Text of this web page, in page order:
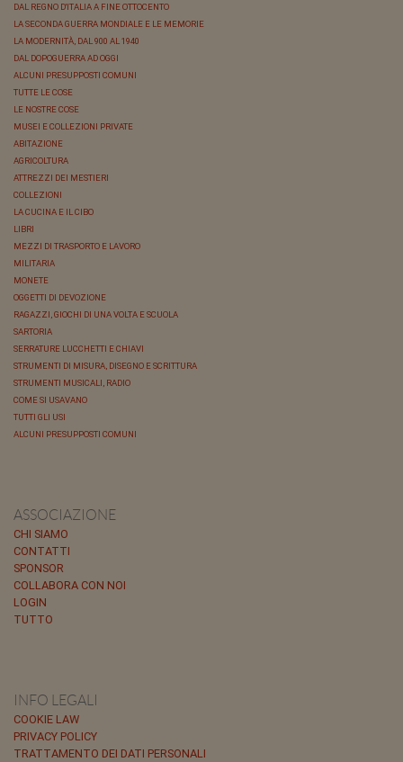
DAL REGNO D'ITALIA A FINE OTTOCENTO
LA SECONDA GUERRA MONDIALE E LE MEMORIE
LA MODERNITÀ, DAL 900 AL 1940
DAL DOPOGUERRA AD OGGI
ALCUNI PRESUPPOSTI COMUNI
TUTTE LE COSE
LE NOSTRE COSE
MUSEI E COLLEZIONI PRIVATE
ABITAZIONE
AGRICOLTURA
ATTREZZI DEI MESTIERI
COLLEZIONI
LA CUCINA E IL CIBO
LIBRI
MEZZI DI TRASPORTO E LAVORO
MILITARIA
MONETE
OGGETTI DI DEVOZIONE
RAGAZZI, GIOCHI DI UNA VOLTA E SCUOLA
SARTORIA
SERRATURE LUCCHETTI E CHIAVI
STRUMENTI DI MISURA, DISEGNO E SCRITTURA
STRUMENTI MUSICALI, RADIO
COME SI USAVANO
TUTTI GLI USI
ALCUNI PRESUPPOSTI COMUNI
ASSOCIAZIONE
CHI SIAMO
CONTATTI
SPONSOR
COLLABORA CON NOI
LOGIN
TUTTO
INFO LEGALI
COOKIE LAW
PRIVACY POLICY
TRATTAMENTO DEI DATI PERSONALI